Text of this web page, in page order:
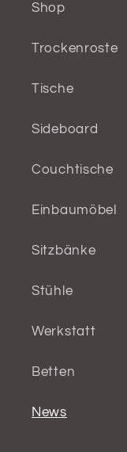
Shop
Trockenroste
Tische
Sideboard
Couchtische
Einbaumöbel
Sitzbänke
Stühle
Werkstatt
Betten
News